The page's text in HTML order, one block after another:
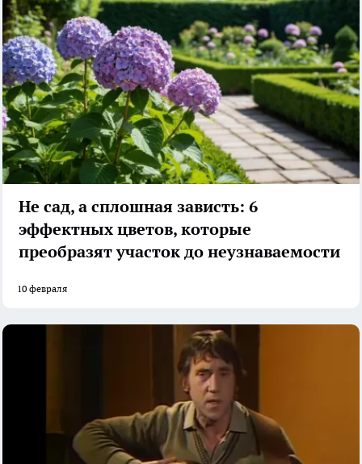
Не сад, а сплошная зависть: 6
эффектных цветов, которые
преобразят участок до неузнаваемости
10 февраля